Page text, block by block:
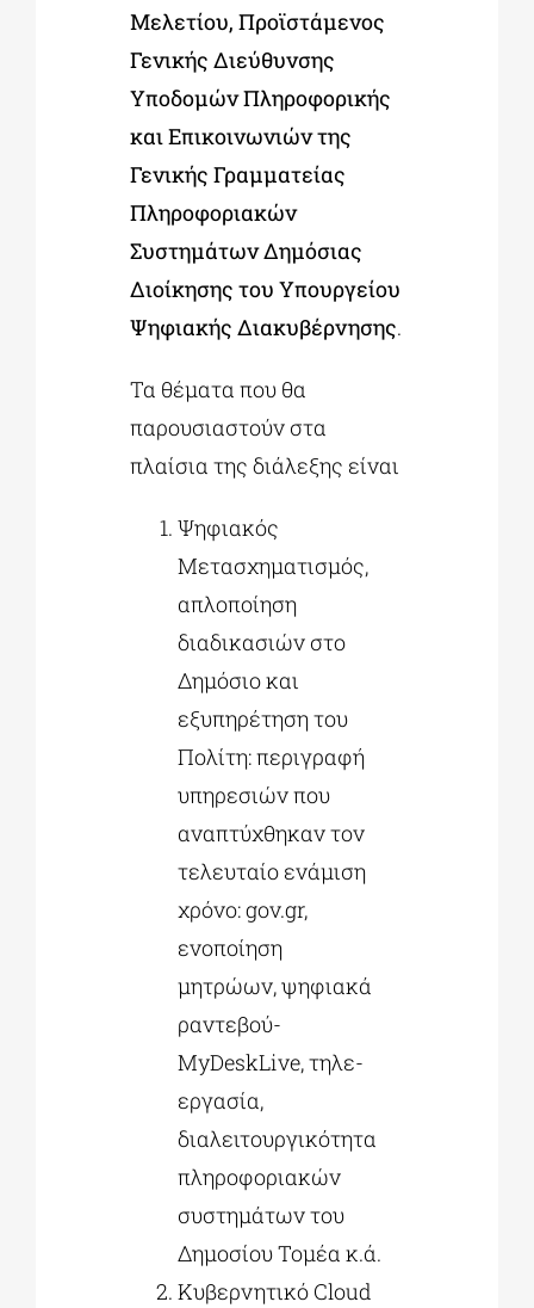
Μελετίου, Προϊστάμενος
Γενικής Διεύθυνσης
Υποδομών Πληροφορικής
και Επικοινωνιών της
Γενικής Γραμματείας
Πληροφοριακών
Συστημάτων Δημόσιας
Διοίκησης του Υπουργείου
Ψηφιακής Διακυβέρνησης.
Τα θέματα που θα
παρουσιαστούν στα
πλαίσια της διάλεξης είναι
Ψηφιακός
Μετασχηματισμός,
απλοποίηση
διαδικασιών στο
Δημόσιο και
εξυπηρέτηση του
Πολίτη: περιγραφή
υπηρεσιών που
αναπτύχθηκαν τον
τελευταίο ενάμιση
χρόνο: gov.gr,
ενοποίηση
μητρώων, ψηφιακά
ραντεβού-
MyDeskLive, τηλε-
εργασία,
διαλειτουργικότητα
πληροφοριακών
συστημάτων του
Δημοσίου Τομέα κ.ά.
Κυβερνητικό Cloud